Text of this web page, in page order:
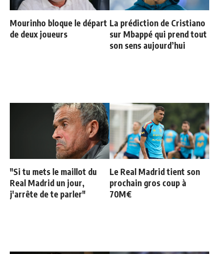
Mourinho bloque le départ
de deux joueurs
La prédiction de Cristiano
sur Mbappé qui prend tout
son sens aujourd’hui
"Si tu mets le maillot du
Real Madrid un jour,
j'arrête de te parler"
Le Real Madrid tient son
prochain gros coup à
70M€